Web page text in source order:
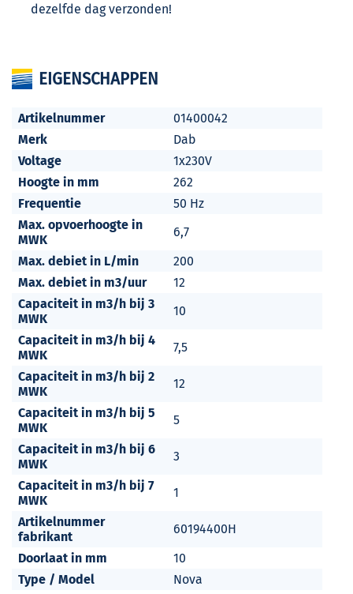
dezelfde dag verzonden!
EIGENSCHAPPEN
Artikelnummer
01400042
Merk
Dab
Voltage
1x230V
Hoogte in mm
262
Frequentie
50 Hz
Max. opvoerhoogte in
MWK
6,7
Max. debiet in L/min
200
Max. debiet in m3/uur
12
Capaciteit in m3/h bij 3
MWK
10
Capaciteit in m3/h bij 4
MWK
7,5
Capaciteit in m3/h bij 2
MWK
12
Capaciteit in m3/h bij 5
MWK
5
Capaciteit in m3/h bij 6
MWK
3
Capaciteit in m3/h bij 7
MWK
1
Artikelnummer
fabrikant
60194400H
Doorlaat in mm
10
Type / Model
Nova